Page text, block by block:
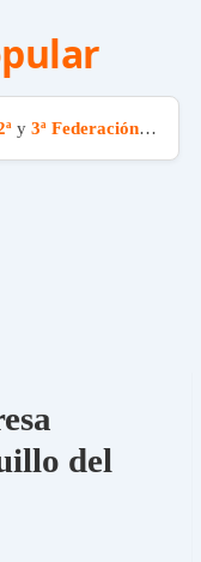
y 3ª Federación. El
del